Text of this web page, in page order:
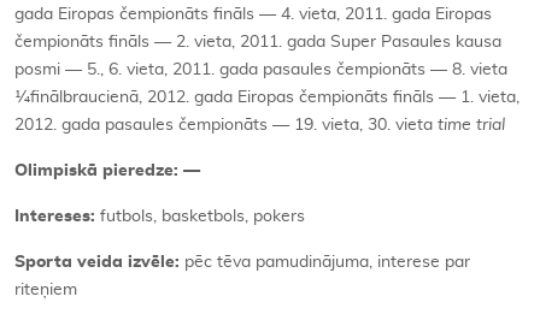
gada Eiropas čempionāts fināls — 4. vieta, 2011. gada Eiropas
čempionāts fināls — 2. vieta, 2011. gada Super Pasaules kausa
posmi — 5., 6. vieta, 2011. gada pasaules čempionāts — 8. vieta
¼finālbraucienā, 2012. gada Eiropas čempionāts fināls — 1. vieta,
2012. gada pasaules čempionāts — 19. vieta, 30. vieta time trial
Olimpiskā pieredze: —
Intereses: futbols, basketbols, pokers
Sporta veida izvēle: pēc tēva pamudinājuma, interese par
riteņiem